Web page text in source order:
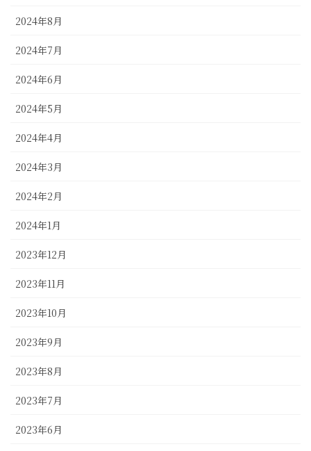
2024年8月
2024年7月
2024年6月
2024年5月
2024年4月
2024年3月
2024年2月
2024年1月
2023年12月
2023年11月
2023年10月
2023年9月
2023年8月
2023年7月
2023年6月